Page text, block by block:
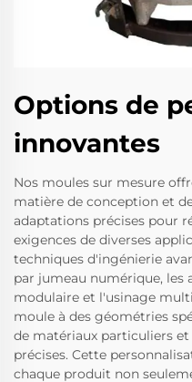
Options de
innovantes
Nos moules sur mesure
matière de conception et
adaptations précises pour
exigences de diverses
techniques d'ingénierie
par jumeau numérique,
modulaire et l'usinage
moule à des géométries
de matériaux particuliers
précises. Cette
chaque produit non